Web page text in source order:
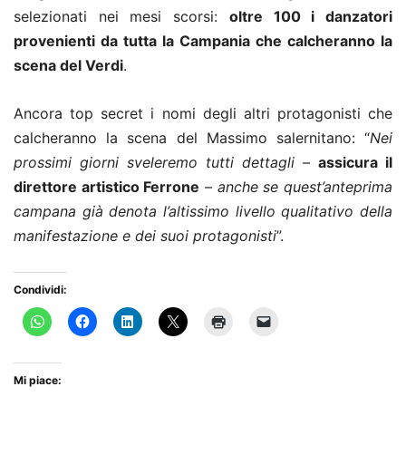
selezionati nei mesi scorsi: oltre 100 i danzatori
provenienti da tutta la Campania che calcheranno la
scena del Verdi.
Ancora top secret i nomi degli altri protagonisti che
calcheranno la scena del Massimo salernitano: “Nei
prossimi giorni sveleremo tutti dettagli – assicura il
direttore artistico Ferrone – anche se quest’anteprima
campana già denota l’altissimo livello qualitativo della
manifestazione e dei suoi protagonisti”.
Condividi:
Mi piace: